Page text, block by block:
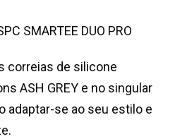
correias de silicone
ASH GREY e no singular
adaptar-se ao seu estilo e